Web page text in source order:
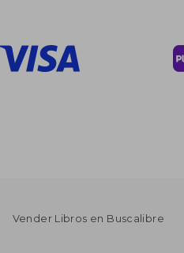
Vender Libros en Buscalibre